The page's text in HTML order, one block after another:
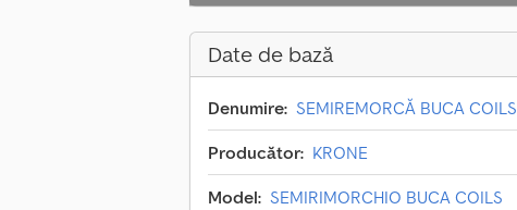
Date de bază
Denumire: SEMIREMORCĂ BUCA COILS
Producător: KRONE
Model: SEMIRIMORCHIO BUCA COILS